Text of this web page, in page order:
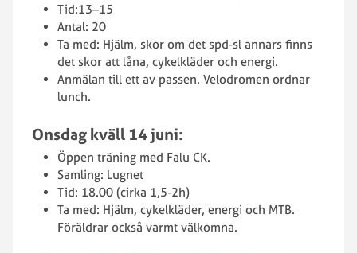
Tid:13–15
Antal: 20
Ta med: Hjälm, skor om det spd-sl annars finns
det skor att låna, cykelkläder och energi.
Anmälan till ett av passen. Velodromen ordnar
lunch.
Onsdag kväll 14 juni:
Öppen träning med Falu CK.
Samling: Lugnet
Tid: 18.00 (cirka 1,5-2h)
Ta med: Hjälm, cykelkläder, energi och MTB.
Föräldrar också varmt välkomna.